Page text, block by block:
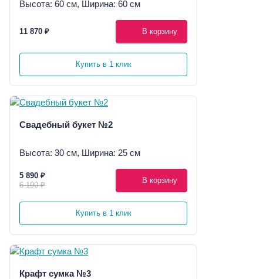
Высота: 60 см, Ширина: 60 см
11 870 ₽ В корзину
Купить в 1 клик
Свадебный букет №2
Высота: 30 см, Ширина: 25 см
5 890 ₽
6 190 ₽
В корзину
Купить в 1 клик
Крафт сумка №3